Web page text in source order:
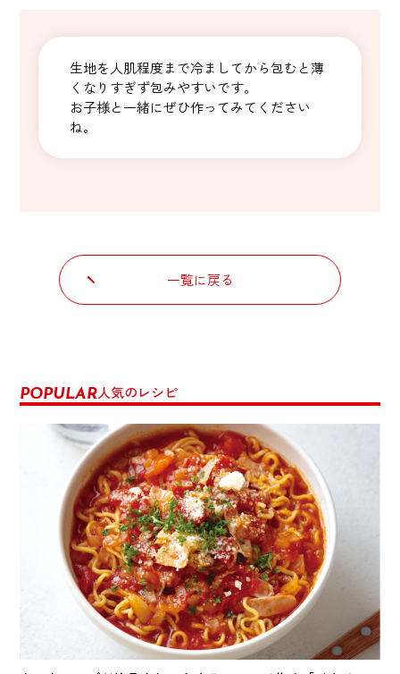
生地を人肌程度まで冷ましてから包むと薄
くなりすぎず包みやすいです。
お子様と一緒にぜひ作ってみてください
ね。
一覧に戻る
POPULAR人気のレシピ